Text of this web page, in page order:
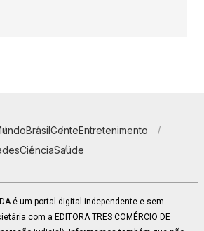
BrasilGenteEntretenimento
CiênciaSaúde
é um portal digital independente e sem
com a EDITORA TRES COMÉRCIO DE